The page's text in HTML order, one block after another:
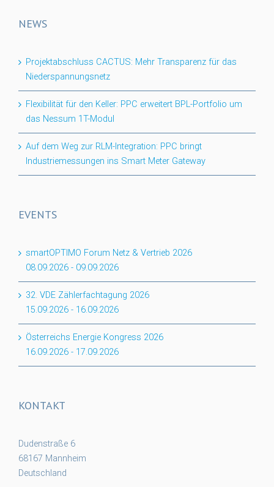
NEWS
Projektabschluss CACTUS: Mehr Transparenz für das
Niederspannungsnetz
Flexibilität für den Keller: PPC erweitert BPL-Portfolio um
das Nessum 1T-Modul
Auf dem Weg zur RLM-Integration: PPC bringt
Industriemessungen ins Smart Meter Gateway
EVENTS
smartOPTIMO Forum Netz & Vertrieb 2026
08.09.2026 - 09.09.2026
32. VDE Zählerfachtagung 2026
15.09.2026 - 16.09.2026
Österreichs Energie Kongress 2026
16.09.2026 - 17.09.2026
KONTAKT
Dudenstraße 6
68167 Mannheim
Deutschland